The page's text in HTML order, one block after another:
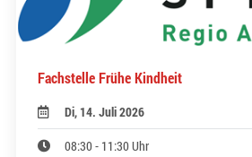
Fachstelle Frühe Kindheit
Di, 14. Juli 2026
08:30 - 11:30 Uhr